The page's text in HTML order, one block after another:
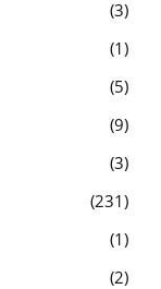
3
1
5
9
3
231
1
2